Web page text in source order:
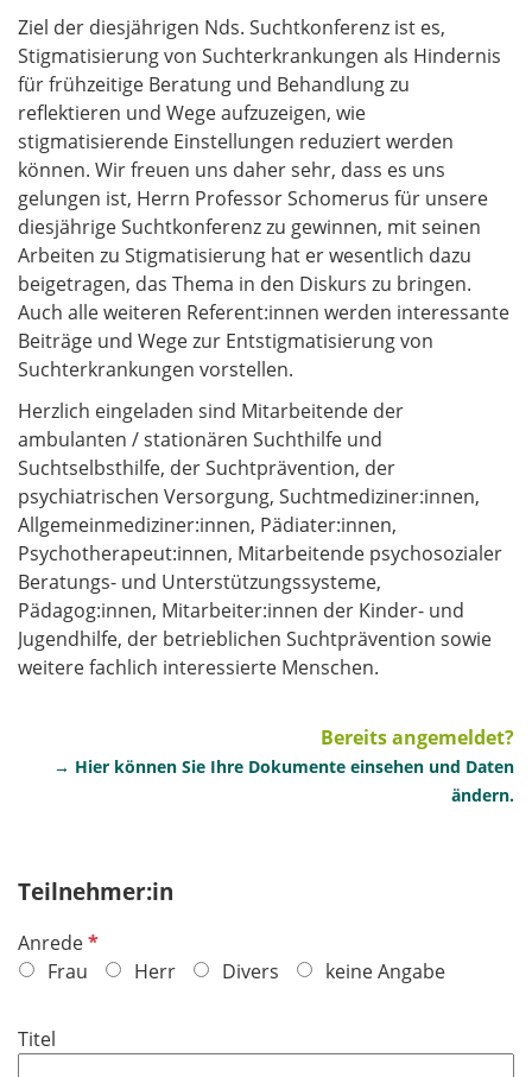
Ziel der diesjährigen Nds. Suchtkonferenz ist es,
Stigmatisierung von Suchterkrankungen als Hindernis
für frühzeitige Beratung und Behandlung zu
reflektieren und Wege aufzuzeigen, wie
stigmatisierende Einstellungen reduziert werden
können. Wir freuen uns daher sehr, dass es uns
gelungen ist, Herrn Professor Schomerus für unsere
diesjährige Suchtkonferenz zu gewinnen, mit seinen
Arbeiten zu Stigmatisierung hat er wesentlich dazu
beigetragen, das Thema in den Diskurs zu bringen.
Auch alle weiteren Referent:innen werden interessante
Beiträge und Wege zur Entstigmatisierung von
Suchterkrankungen vorstellen.
Herzlich eingeladen sind Mitarbeitende der
ambulanten / stationären Suchthilfe und
Suchtselbsthilfe, der Suchtprävention, der
psychiatrischen Versorgung, Suchtmediziner:innen,
Allgemeinmediziner:innen, Pädiater:innen,
Psychotherapeut:innen, Mitarbeitende psychosozialer
Beratungs- und Unterstützungssysteme,
Pädagog:innen, Mitarbeiter:innen der Kinder- und
Jugendhilfe, der betrieblichen Suchtprävention sowie
weitere fachlich interessierte Menschen.
Bereits angemeldet?
→ Hier können Sie Ihre Dokumente einsehen und Daten
ändern.
Teilnehmer:in
AnredeP
f
c
Frau Herr Divers keine Angabe
Titel